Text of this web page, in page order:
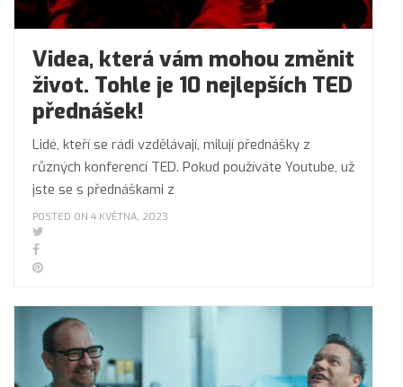
Videa, která vám mohou změnit
život. Tohle je 10 nejlepších TED
přednášek!
Lidé, kteří se rádi vzdělávají, milují přednášky z
různých konferencí TED. Pokud používáte Youtube, už
jste se s přednáškami z
POSTED ON 4 KVĚTNA, 2023